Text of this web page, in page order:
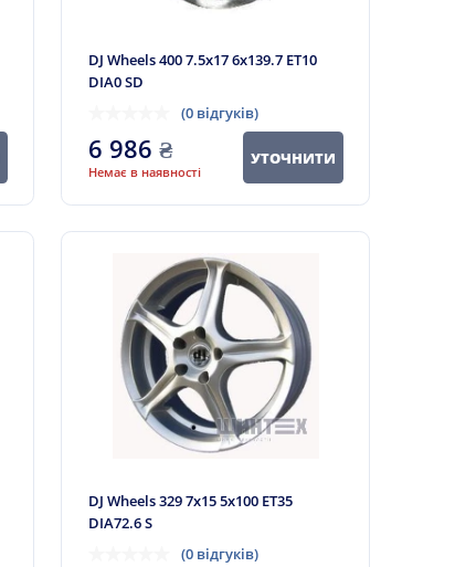
DJ Wheels 400 7.5x17 6x139.7 ET10
DIA0 SD
(0 відгуків)
6 986 ₴
Немає в наявності
УТОЧНИТИ
DJ Wheels 329 7x15 5x100 ET35
DIA72.6 S
(0 відгуків)